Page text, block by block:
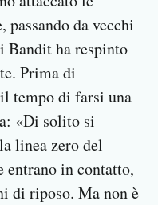
da vecchi
Bandit ha respinto
Prima di
tempo di farsi una
«Di solito si
linea zero del
entrano in contatto,
di riposo. Ma non è